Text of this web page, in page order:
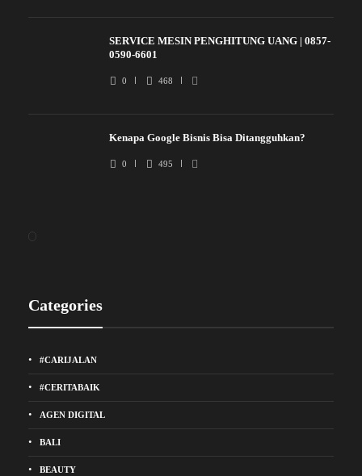
SERVICE MESIN PENGHITUNG UANG | 0857-
0590-6601
0 468
Kenapa Google Bisnis Bisa Ditangguhkan?
0 495
Categories
#CARIJALAN
#CERITABAIK
AGEN DIGITAL
BALI
BEAUTY